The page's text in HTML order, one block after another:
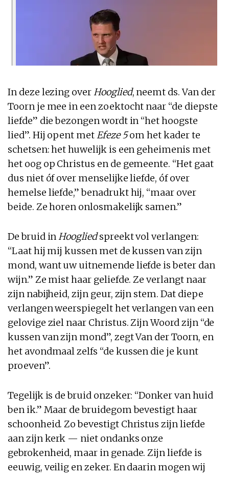
In deze lezing overHooglied, neemt ds. Van der
Toorn je mee in een zoektocht naar “de diepste
liefde” die bezongen wordt in “het hoogste
lied”. Hij opent metEfeze 5om het kader te
schetsen: het huwelijk is een geheimenis met
het oog op Christus en de gemeente. “Het gaat
dus niet óf over menselijke liefde, óf over
hemelse liefde,” benadrukt hij, “maar over
beide. Ze horen onlosmakelijk samen.”
De bruid inHoogliedspreekt vol verlangen:
“Laat hij mij kussen met de kussen van zijn
mond, want uw uitnemende liefde is beter dan
wijn.” Ze mist haar geliefde. Ze verlangt naar
zijn nabijheid, zijn geur, zijn stem. Dat diepe
verlangen weerspiegelt het verlangen van een
gelovige ziel naar Christus. Zijn Woord zijn “de
kussen van zijn mond”, zegt Van der Toorn, en
het avondmaal zelfs “de kussen die je kunt
proeven”.
Tegelijk is de bruid onzeker: “Donker van huid
ben ik.” Maar de bruidegom bevestigt haar
schoonheid. Zo bevestigt Christus zijn liefde
aan zijn kerk — niet ondanks onze
gebrokenheid, maar in genade. Zijn liefde is
eeuwig, veilig en zeker. En daarin mogen wij